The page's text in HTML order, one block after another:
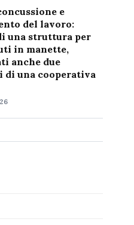
e
del lavoro:
una struttura per
in manette,
anche due
di una cooperativa